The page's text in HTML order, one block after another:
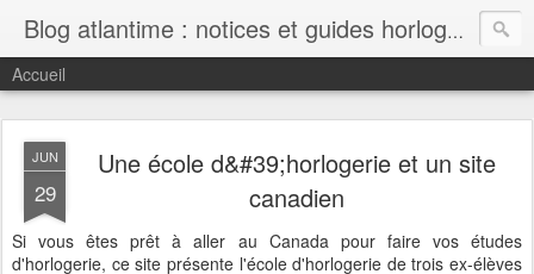
Blog atlantime : notices et guides horlogers gratuits
Accueil
JUN
29
Une école d&#39;horlogerie et un site
canadien
Si vous êtes prêt à aller au Canada pour faire vos études
d'horlogerie, ce site présente l'école d'horlogerie de trois ex-élèves